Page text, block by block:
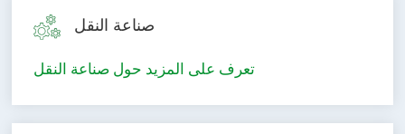
صناعة النقل
تعرف على المزيد حول صناعة النقل